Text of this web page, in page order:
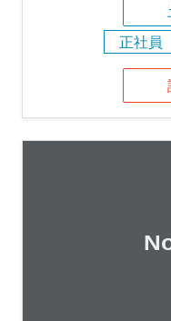
正社員